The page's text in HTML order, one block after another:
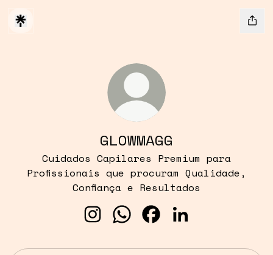
GLOWMAGG
Cuidados Capilares Premium para
Profissionais que procuram Qualidade,
Confiança e Resultados
GLOWMAGG Instagram
GLOWMAGG WhatsApp
GLOWMAGG Facebook